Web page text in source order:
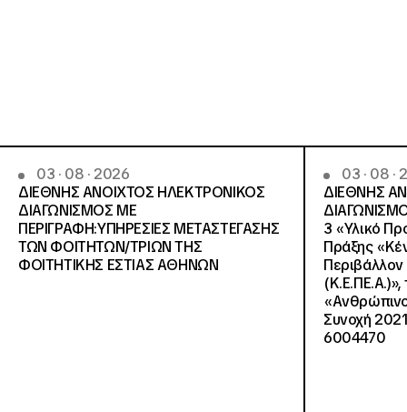
03 · 08 · 2026
ΔΙΕΘΝΗΣ ΑΝΟΙΧΤΟΣ ΗΛΕΚΤΡΟΝΙΚΟΣ
ΔΙΑΓΩΝΙΣΜΟΣ ΜΕ
ΠΕΡΙΓΡΑΦΗ:ΥΠΗΡΕΣΙΕΣ METAΣΤΕΓΑΣΗΣ
ΤΩΝ ΦΟΙΤΗΤΩΝ/ΤΡΙΩΝ ΤΗΣ
ΦΟΙΤΗΤΙΚΗΣ ΕΣΤΙΑΣ ΑΘΗΝΩΝ
03 · 08 ·
ΔΙΕΘΝΗΣ
3 «Υλικό
Πράξης
Περιβάλλον
Συνοχή
6004470